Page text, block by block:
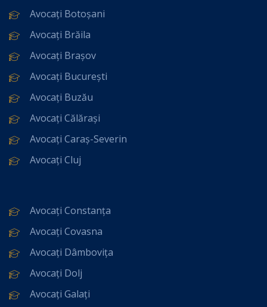
Avocați Botoșani
Avocați Brăila
Avocați Brașov
Avocați București
Avocați Buzău
Avocați Călărași
Avocați Caraș-Severin
Avocați Cluj
Avocați Constanța
Avocați Covasna
Avocați Dâmbovița
Avocați Dolj
Avocați Galați